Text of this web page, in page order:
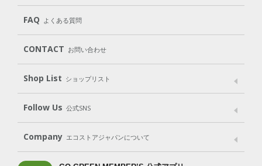
Cleaning Baby Kids
Body（ボディ） Hair（ヘア） Oral care（オーラルケア）
Goods （グッズ）
Gift set
User Guide
Subscription（定期便）
FAQ よくある質問
CONTACT お問い合わせ
Shop List ショップリスト
Shop List
Follow Us 公式SNS
LINE＠ Instagram Facebook
Company エコストアジャパンについて
会社案内 ご利用規約 プライバシーポリシー